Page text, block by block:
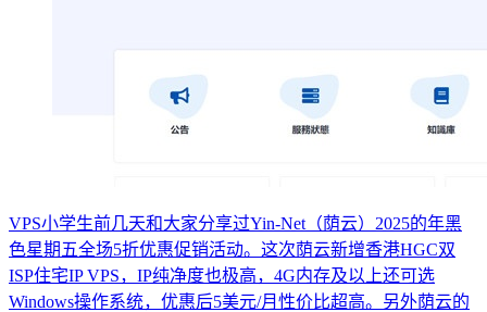
VPS小学生前几天和大家分享过Yin-Net（荫云）2025的年黑
色星期五全场5折优惠促销活动。这次荫云新增香港HGC双
ISP住宅IP VPS，IP纯净度也极高，4G内存及以上还可选
Windows操作系统，优惠后5美元/月性价比超高。另外荫云的